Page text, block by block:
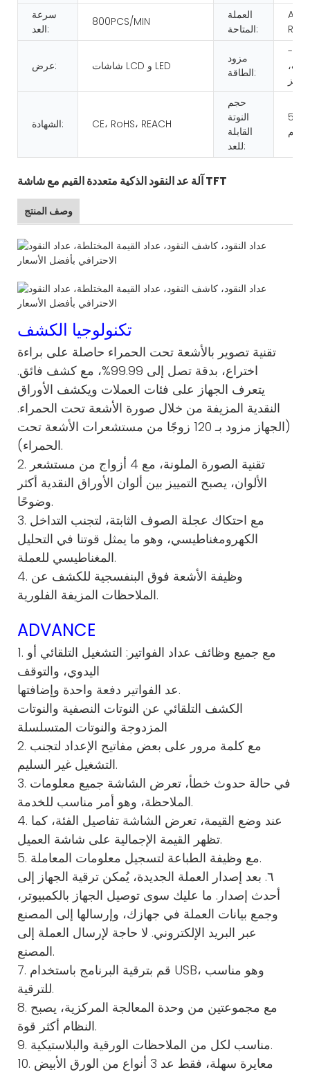
سرعة
العد:
800PCS/MIN
العملة
المتاحة:
AS
عرض: شاشات LCD و LED
مزود
الطاقة:
تيار متردد 100-
فولت،
الشهادة: CE، RoHS، REACH
حجم
النوتة
القابلة
للعد:
آلة عد النقود الذكية متعددة القيم مع شاشة TFT
وصف المنتج
تكنولوجيا الكشف
تقنية تصوير بالأشعة تحت الحمراء حاصلة على براءة
اختراع، بدقة تصل إلى 99.99%، مع كشف فائق.
يتعرف الجهاز على فئات العملات ويكشف الأوراق
النقدية المزيفة من خلال صورة الأشعة تحت الحمراء.
(الجهاز مزود بـ 120 زوجًا من مستشعرات الأشعة تحت
الحمراء).
2. تقنية الصورة الملونة، مع 4 أزواج من مستشعر
الألوان، يصبح التمييز بين ألوان الأوراق النقدية أكثر
وضوحًا.
3. مع احتكاك عجلة الصوف الثابتة، لتجنب التداخل
الكهرومغناطيسي، وهو ما يمثل قوتنا في التحليل
المغناطيسي للعملة.
4. وظيفة الأشعة فوق البنفسجية للكشف عن
الملاحظات المزيفة الفلورية.
ADVANCE
1. مع جميع وظائف عداد الفواتير: التشغيل التلقائي أو
اليدوي، والتوقف
عد الفواتير دفعة واحدة وإضافتها.
الكشف التلقائي عن النوتات النصفية والنوتات
المزدوجة والنوتات المتسلسلة
2. مع كلمة مرور على بعض مفاتيح الإعداد لتجنب
التشغيل غير السليم.
3. في حالة حدوث خطأ، تعرض الشاشة جميع معلومات
الملاحظة، وهو أمر مناسب للخدمة.
4. عند وضع القيمة، تعرض الشاشة تفاصيل الفئة، كما
تظهر القيمة الإجمالية على شاشة العميل.
5. مع وظيفة الطباعة لتسجيل معلومات المعاملة.
٦. بعد إصدار العملة الجديدة، يُمكن ترقية الجهاز إلى
أحدث إصدار. ما عليك سوى توصيل الجهاز بالكمبيوتر،
وجمع بيانات العملة في جهازك، وإرسالها إلى المصنع
عبر البريد الإلكتروني. لا حاجة لإرسال العملة إلى
المصنع.
7. قم بترقية البرنامج باستخدام USB، وهو مناسب
للترقية.
8. مع مجموعتين من وحدة المعالجة المركزية، يصبح
النظام أكثر قوة.
9. مناسب لكل من الملاحظات الورقية والبلاستيكية.
10. معايرة سهلة، فقط عد 3 أنواع من الورق الأبيض